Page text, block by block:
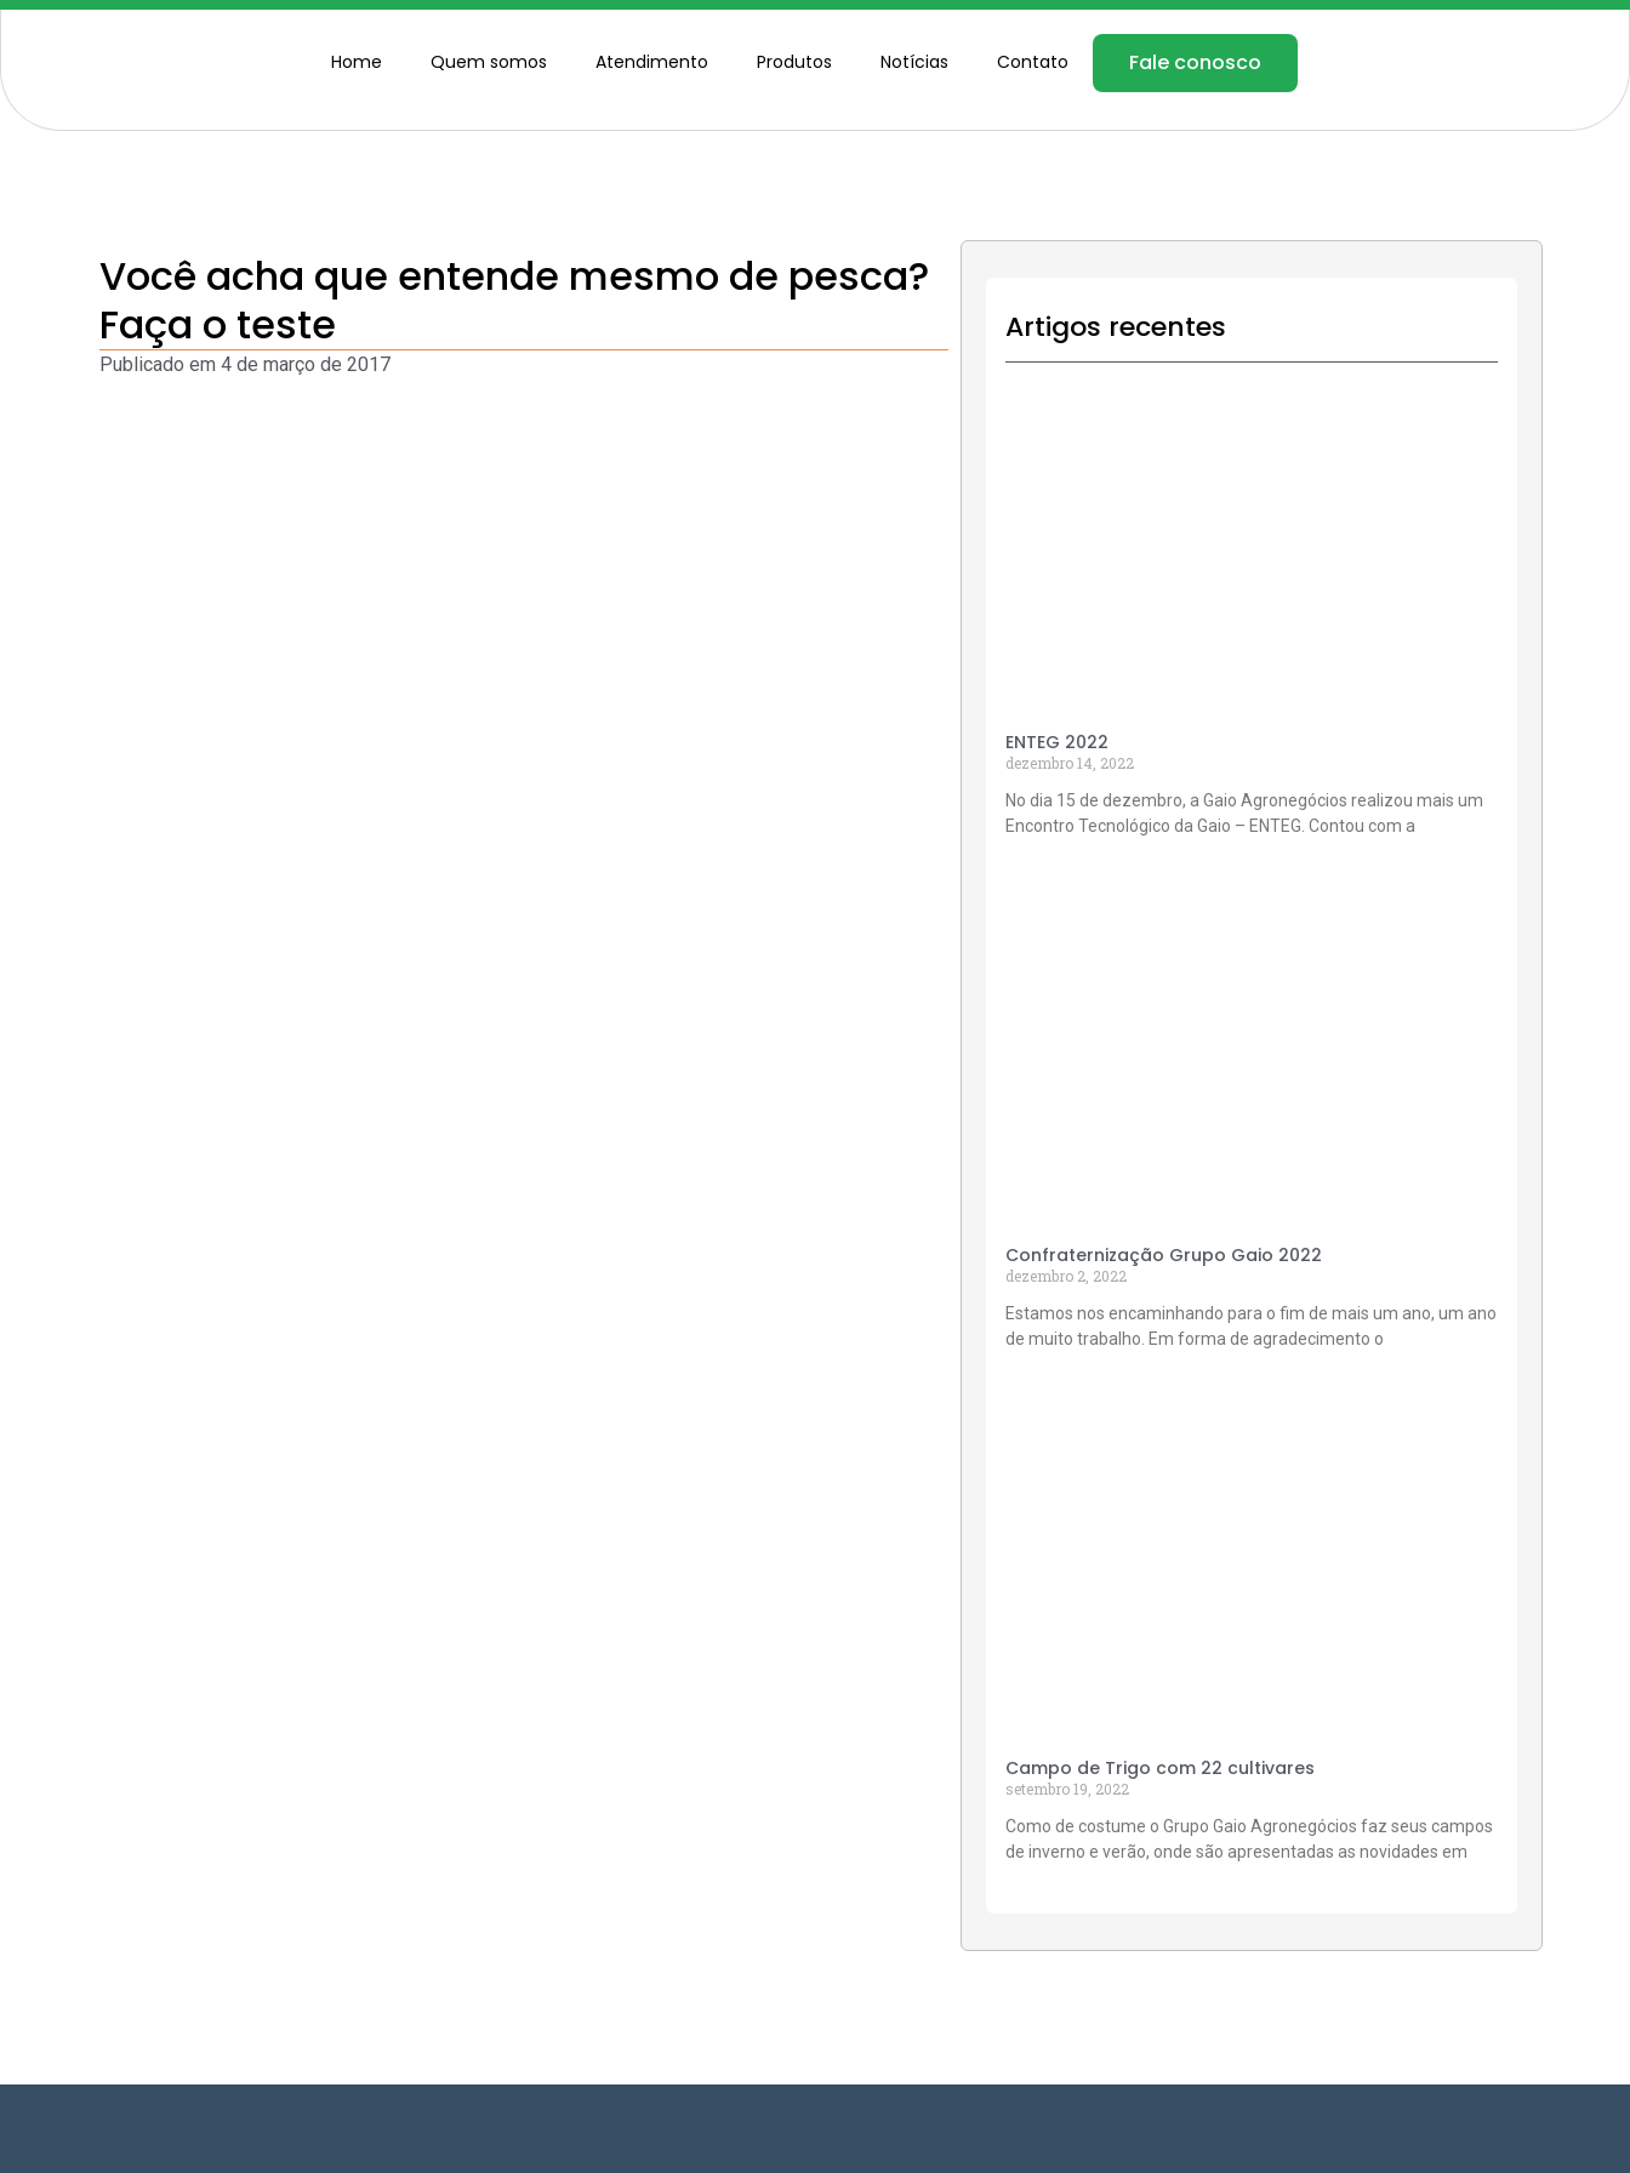
Home Quem somos Atendimento Produtos Notícias Contato Fale conosco
Você acha que entende mesmo de pesca?
Faça o teste
Publicado em 4 de março de 2017
Artigos recentes
ENTEG 2022
dezembro 14, 2022
No dia 15 de dezembro, a Gaio Agronegócios realizou mais um
Encontro Tecnológico da Gaio – ENTEG. Contou com a
Confraternização Grupo Gaio 2022
dezembro 2, 2022
Estamos nos encaminhando para o fim de mais um ano, um ano
de muito trabalho. Em forma de agradecimento o
Campo de Trigo com 22 cultivares
setembro 19, 2022
Como de costume o Grupo Gaio Agronegócios faz seus campos
de inverno e verão, onde são apresentadas as novidades em